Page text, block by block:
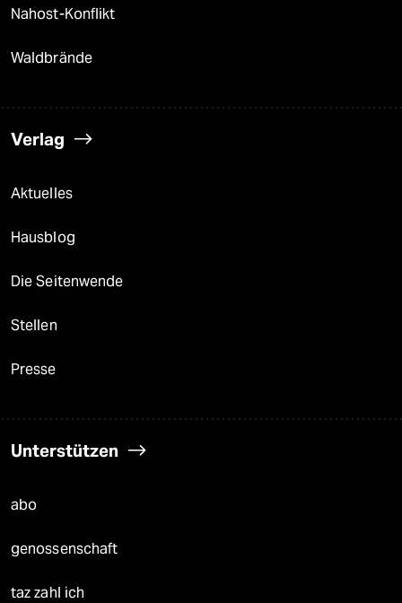
Nahost-Konflikt
Waldbrände
Verlag
Aktuelles
Hausblog
Die Seitenwende
Stellen
Presse
Unterstützen
abo
genossenschaft
taz zahl ich